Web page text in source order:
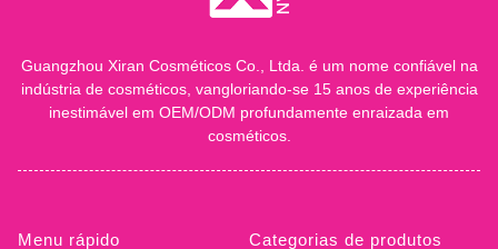
Guangzhou Xiran Cosméticos Co., Ltda. é um nome confiável na
indústria de cosméticos, vangloriando-se 15 anos de experiência
inestimável em OEM/ODM profundamente enraizada em
cosméticos.
Menu rápido Categorias de produtos